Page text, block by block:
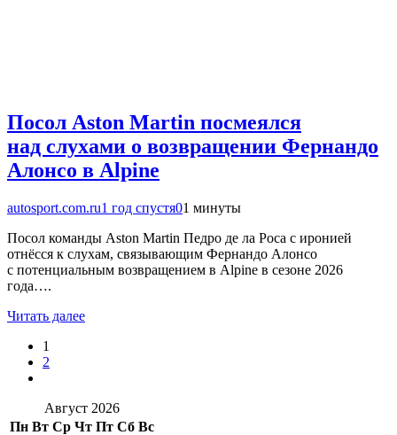
Посол Aston Martin посмеялся
над слухами о возвращении Фернандо
Алонсо в Alpine
autosport.com.ru1 год спустя01 минуты
Посол команды Aston Martin Педро де ла Роса с иронией
отнёсся к слухам, связывающим Фернандо Алонсо
с потенциальным возвращением в Alpine в сезоне 2026
года….
Читать далее
1
2
Август 2026
Пн Вт Ср Чт Пт Сб Вс